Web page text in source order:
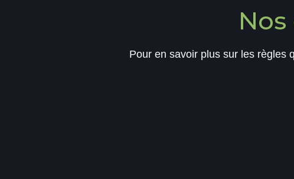
Pour en savoir plus sur les règles